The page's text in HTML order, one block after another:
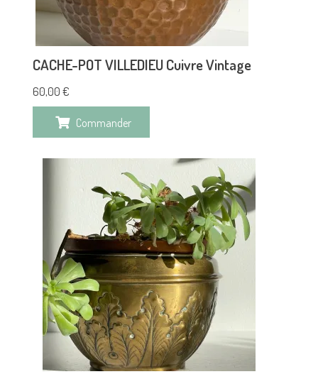
CACHE-POT VILLEDIEU Cuivre Vintage
60,00 €
Commander